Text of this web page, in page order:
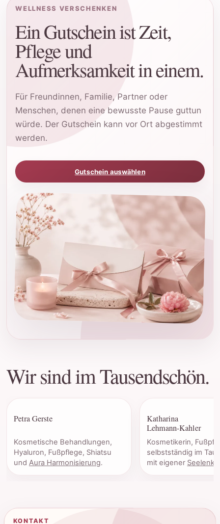
WELLNESS VERSCHENKEN
Ein Gutschein ist Zeit,
Pflege und
Aufmerksamkeit in einem.
Für Freundinnen, Familie, Partner oder
Menschen, denen eine bewusste Pause guttun
würde. Der Gutschein kann vor Ort abgestimmt
werden.
Gutschein auswählen
Wir sind im Tausendschön.
Petra Gerste
Kosmetische Behandlungen,
Hyaluron, Fußpflege, Shiatsu
und Aura Harmonisierung.
Katharina
Lehmann-Kahler
Kosmetikerin,
selbstständig im
mit eigener
KONTAKT